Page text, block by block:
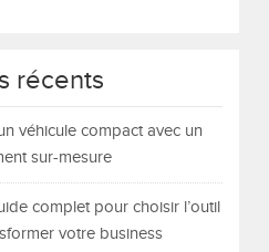
récents
véhicule compact avec un
sur-mesure
complet pour choisir l’outil
votre business